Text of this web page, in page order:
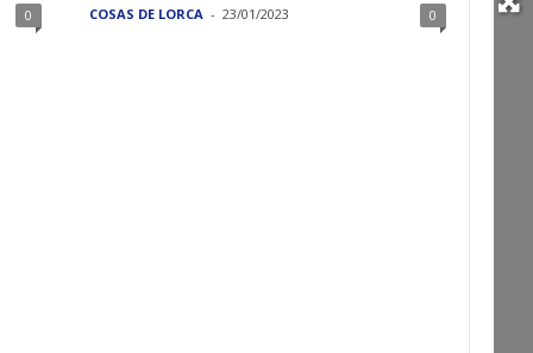
0 COSAS DE LORCA - 23/01/2023 0